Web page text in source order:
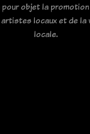
pour objet la
locaux et de la
locale.